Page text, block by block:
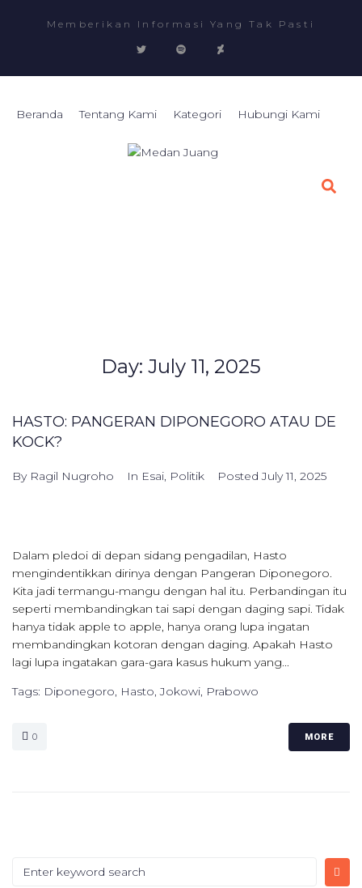
Memberikan Informasi Yang Tak Pasti
Beranda Tentang Kami Kategori Hubungi Kami
Day: July 11, 2025
HASTO: PANGERAN DIPONEGORO ATAU DE
KOCK?
By Ragil Nugroho In Esai, Politik PostedJuly 11, 2025
Dalam pledoi di depan sidang pengadilan, Hasto
mengindentikkan dirinya dengan Pangeran Diponegoro.
Kita jadi termangu-mangu dengan hal itu. Perbandingan itu
seperti membandingkan tai sapi dengan daging sapi. Tidak
hanya tidak apple to apple, hanya orang lupa ingatan
membandingkan kotoran dengan daging. Apakah Hasto
lagi lupa ingatakan gara-gara kasus hukum yang...
Tags: Diponegoro, Hasto,Jokowi, Prabowo
0 MORE